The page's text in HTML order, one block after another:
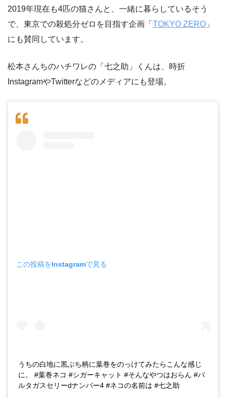
2019年現在も4匹の猫さんと、一緒に暮らしているそう
で、東京での殺処分ゼロを目指す企画「 TOKYO ZERO 」
にも賛同しています。
松本さんちのハチワレの「七之助」くんは、時折
InstagramやTwitterなどのメディアにも登場。
この投稿をInstagramで見る
うちの白地に黒ぶち柄に葉巻をのっけてみたらこんな感じ
に。 #葉巻ネコ #シガーキャット #そんなやつはおらん #パ
ルタガスセリーdナンバー4 #ネコの名前は #七之助